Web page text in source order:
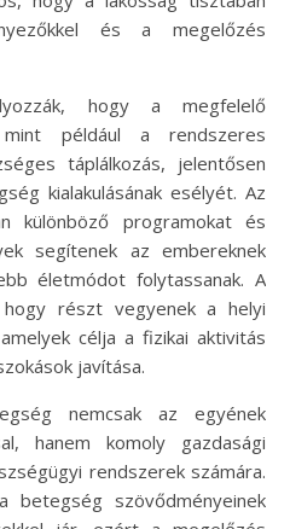
és a megelőzés
hogy a megfelelő
mint például a rendszeres
táplálkozás, jelentősen
kialakulásának esélyét. Az
különböző programokat és
segítenek az embereknek
életmódot folytassanak. A
részt vegyenek a helyi
célja a fizikai aktivitás
javítása.
nemcsak az egyének
hanem komoly gazdasági
rendszerek számára.
szövődményeinek